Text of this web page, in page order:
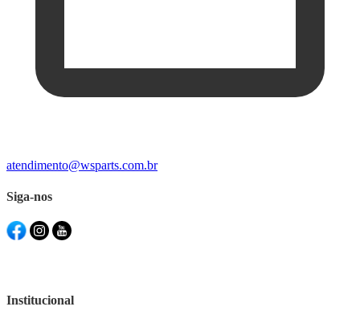
atendimento@wsparts.com.br
Siga-nos
Institucional